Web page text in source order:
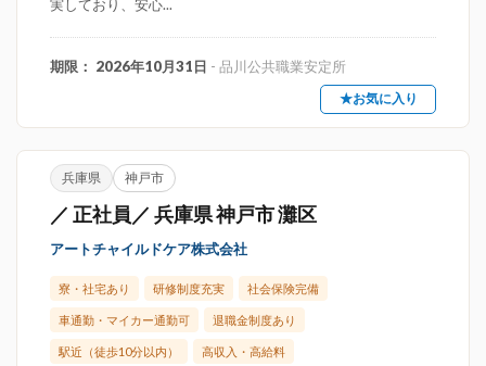
実しており、安心...
期限： 2026年10月31日 - 品川公共職業安定所
★お気に入り
兵庫県 神戸市
／ 正社員／ 兵庫県 神戸市 灘区
アートチャイルドケア株式会社
寮・社宅あり 研修制度充実 社会保険完備
車通勤・マイカー通勤可 退職金制度あり
駅近（徒歩10分以内） 高収入・高給料